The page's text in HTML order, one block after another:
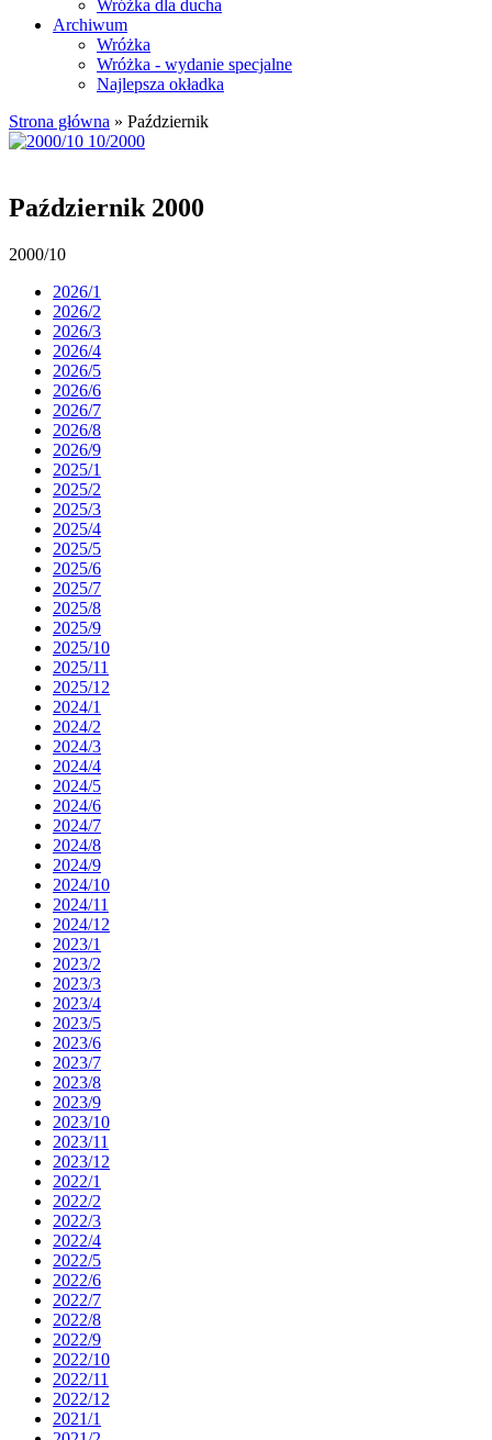
Wróżka dla ducha
Archiwum
Wróżka
Wróżka - wydanie specjalne
Najlepsza okładka
Strona główna » Październik
Październik 2000
2000/10
2026/1
2026/2
2026/3
2026/4
2026/5
2026/6
2026/7
2026/8
2026/9
2025/1
2025/2
2025/3
2025/4
2025/5
2025/6
2025/7
2025/8
2025/9
2025/10
2025/11
2025/12
2024/1
2024/2
2024/3
2024/4
2024/5
2024/6
2024/7
2024/8
2024/9
2024/10
2024/11
2024/12
2023/1
2023/2
2023/3
2023/4
2023/5
2023/6
2023/7
2023/8
2023/9
2023/10
2023/11
2023/12
2022/1
2022/2
2022/3
2022/4
2022/5
2022/6
2022/7
2022/8
2022/9
2022/10
2022/11
2022/12
2021/1